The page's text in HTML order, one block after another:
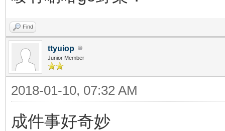
Find
ttyuiop
Junior Member
2018-01-10, 07:32 AM
成件事好奇妙